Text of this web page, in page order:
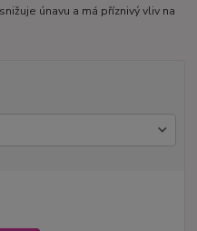
únavu a má příznivý vliv na